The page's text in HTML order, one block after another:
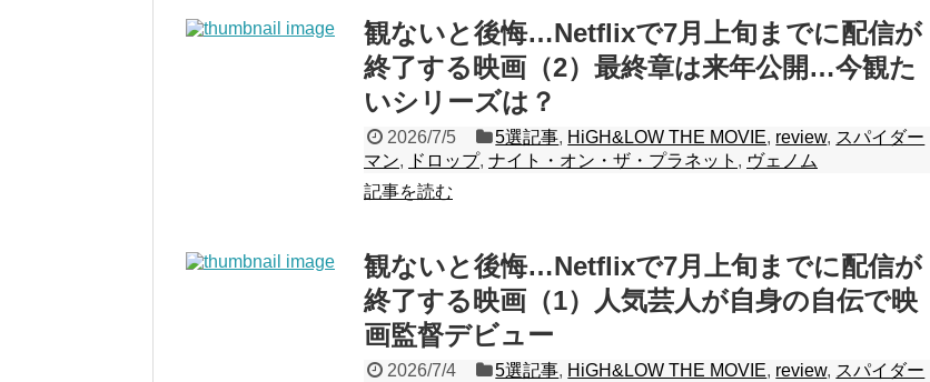
観ないと後悔…Netflixで7月上旬までに配信が
終了する映画（2）最終章は来年公開…今観た
いシリーズは？
2026/7/5 5選記事, HiGH&LOW THE MOVIE, review, スパイダー
マン, ドロップ, ナイト・オン・ザ・プラネット , ヴェノム
記事を読む
観ないと後悔…Netflixで7月上旬までに配信が
終了する映画（1）人気芸人が自身の自伝で映
画監督デビュー
2026/7/4 5選記事, HiGH&LOW THE MOVIE, review, スパイダー